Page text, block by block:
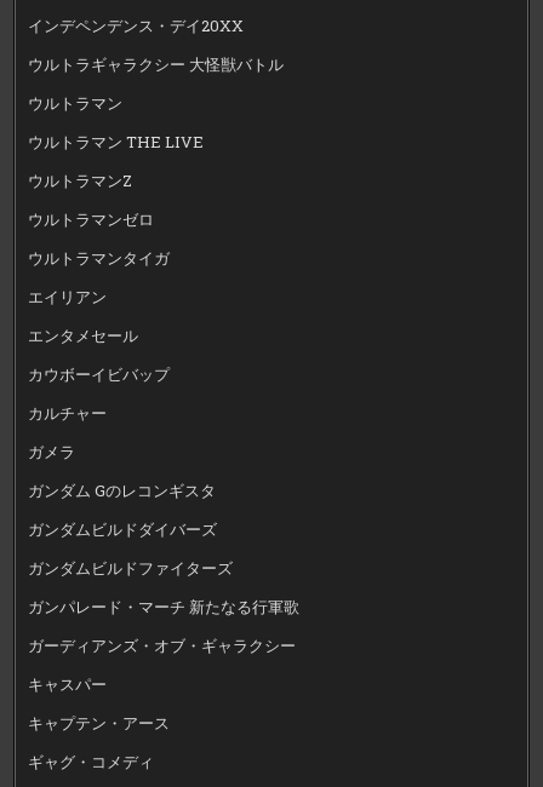
インデペンデンス・デイ20XX
ウルトラギャラクシー 大怪獣バトル
ウルトラマン
ウルトラマン THE LIVE
ウルトラマンZ
ウルトラマンゼロ
ウルトラマンタイガ
エイリアン
エンタメセール
カウボーイビバップ
カルチャー
ガメラ
ガンダム Gのレコンギスタ
ガンダムビルドダイバーズ
ガンダムビルドファイターズ
ガンパレード・マーチ 新たなる行軍歌
ガーディアンズ・オブ・ギャラクシー
キャスパー
キャプテン・アース
ギャグ・コメディ